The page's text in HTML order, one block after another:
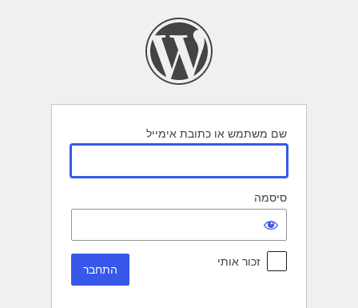
שם משתמש או כתובת אימייל
סיסמה
זכור אותי